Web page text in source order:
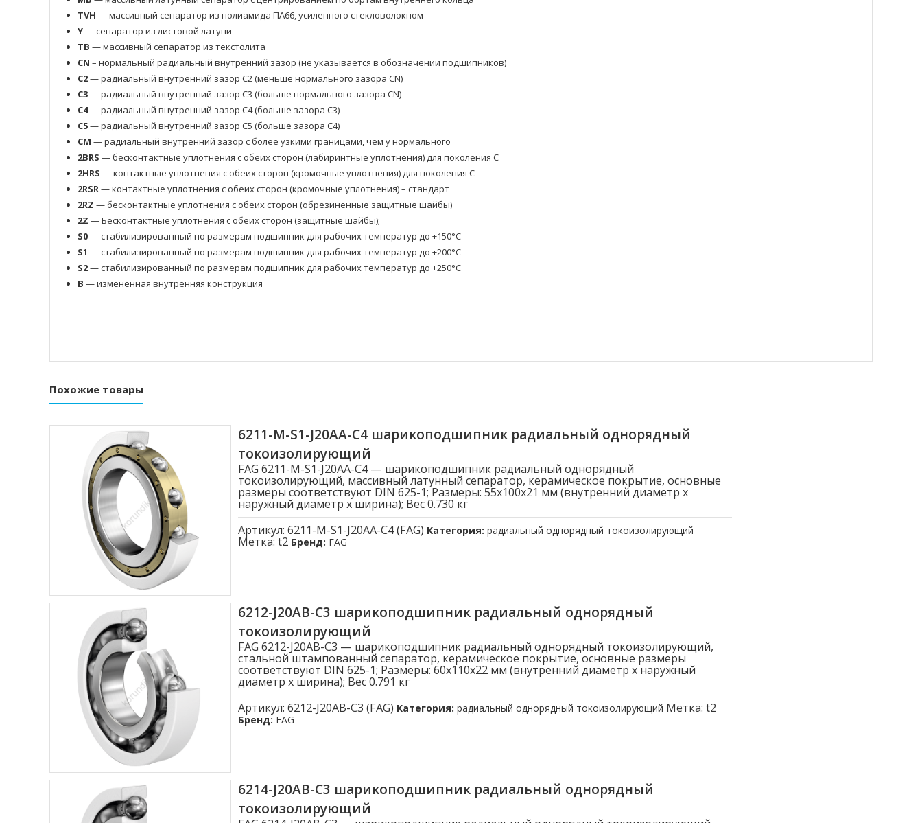
TVH — массивный сепаратор из полиамида ПА66, усиленного стекловолокном
Y— сепаратор из листовой латуни
TB — массивный сепаратор из текстолита
CN – нормальный радиальный внутренний зазор (не указывается в обозначении подшипников)
C2— радиальный внутренний зазор C2 (меньше нормального зазора CN)
C3— радиальный внутренний зазор C3 (больше нормального зазора CN)
C4— радиальный внутренний зазор C4 (больше зазора C3)
C5— радиальный внутренний зазор C5 (больше зазора C4)
CM — радиальный внутренний зазор с более узкими границами, чем у нормального
2BRS — бесконтактные уплотнения с обеих сторон (лабиринтные уплотнения) для поколения C
2HRS — контактные уплотнения с обеих сторон (кромочные уплотнения) для поколения C
2RSR— контактные уплотнения с обеих сторон (кромочные уплотнения) – стандарт
2RZ — бесконтактные уплотнения с обеих сторон (обрезиненные защитные шайбы)
2Z — Бесконтактные уплотнения с обеих сторон (защитные шайбы);
S0— стабилизированный по размерам подшипник для рабочих температур до +150°C
S1 — стабилизированный по размерам подшипник для рабочих температур до +200°C
S2— стабилизированный по размерам подшипник для рабочих температур до +250°C
B — изменённая внутренняя конструкция
Похожие товары
6211-M-S1-J20AA-C4 шарикоподшипник радиальный однорядный
токоизолирующий
FAG 6211-M-S1-J20AA-C4 — шарикоподшипник радиальный однорядный
токоизолирующий, массивный латунный сепаратор, керамическое покрытие, основные
размеры соответствуют DIN 625-1; Размеры: 55x100x21 мм (внутренний диаметр x
наружный диаметр x ширина); Вес 0.730 кг
Артикул: 6211-M-S1-J20AA-C4 (FAG) Категория: радиальный однорядный токоизолирующий
Метка: t2 Бренд: FAG
6212-J20AB-C3 шарикоподшипник радиальный однорядный
токоизолирующий
FAG 6212-J20AB-C3 — шарикоподшипник радиальный однорядный токоизолирующий,
стальной штампованный сепаратор, керамическое покрытие, основные размеры
соответствуют DIN 625-1; Размеры: 60x110x22 мм (внутренний диаметр x наружный
диаметр x ширина); Вес 0.791 кг
Артикул: 6212-J20AB-C3 (FAG) Категория: радиальный однорядный токоизолирующий Метка: t2
Бренд: FAG
6214-J20AB-C3 шарикоподшипник радиальный однорядный
токоизолирующий